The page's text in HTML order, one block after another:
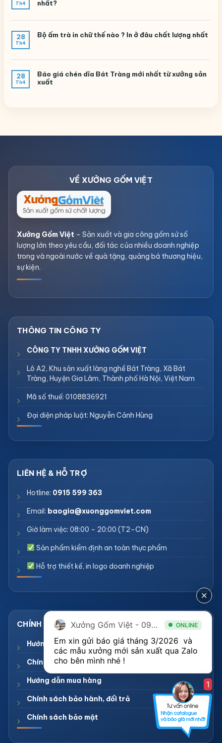
Th4
nhất?
28
Th4
Bộ ấm trà in chữ thế nào ? In ở đâu chất lượng nhất
28
Th4
Báo giá chén dĩa Bát Tràng mới nhất từ xưởng sản
xuất
Xưởng Gốm Việt – Sản xuất và gia công gốm sứ số
lượng lớn theo yêu cầu, đối tác của nhiều doanh nghiệp
trong và ngoài nước về quà tặng, quảng bá thương hiệu,
sự kiện.
CÔNG TY TNHH XƯỞNG GỐM VIỆT
Lô A2, Khu sản xuất làng nghề Bát Tràng, Xã Bát
Tràng, Huyện Gia Lâm, Thành phố Hà Nội, Việt Nam
Mã số thuế: 0108836921
Đại diện pháp luật: Nguyễn Cảnh Hùng
Hotline: 0915 599 363
Email: baogia@xuonggomviet.com
Giờ làm việc: 08:00 – 20:00 (T2–CN)
Sản phẩm kiểm định an toàn thực phẩm
Hỗ trợ thiết kế, in logo doanh nghiệp
Hướng dẫn thanh toán
Chính sách giao nhận
Hướng dẫn mua hàng
Chính sách bảo hành, đổi trả
Chính sách bảo mật
Xưởng Gốm Việt - 094.1900.823 ONLINE
Em xin gửi báo giá tháng 3/2026  và
các mẫu xưởng mới sản xuất qua Zalo
cho bên mình nhé !
1